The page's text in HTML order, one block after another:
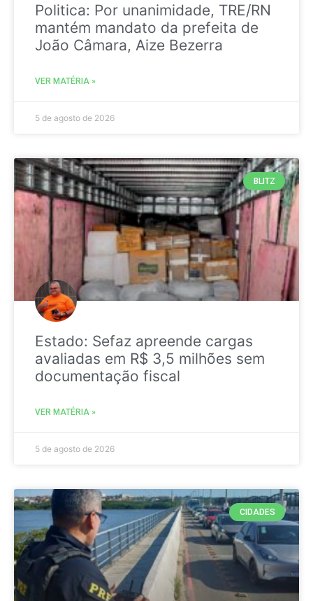
Politica: Por unanimidade, TRE/RN
mantém mandato da prefeita de
João Câmara, Aize Bezerra
VER MATÉRIA »
5 de agosto de 2026
BLITZ
Estado: Sefaz apreende cargas
avaliadas em R$ 3,5 milhões sem
documentação fiscal
VER MATÉRIA »
5 de agosto de 2026
CIDADES